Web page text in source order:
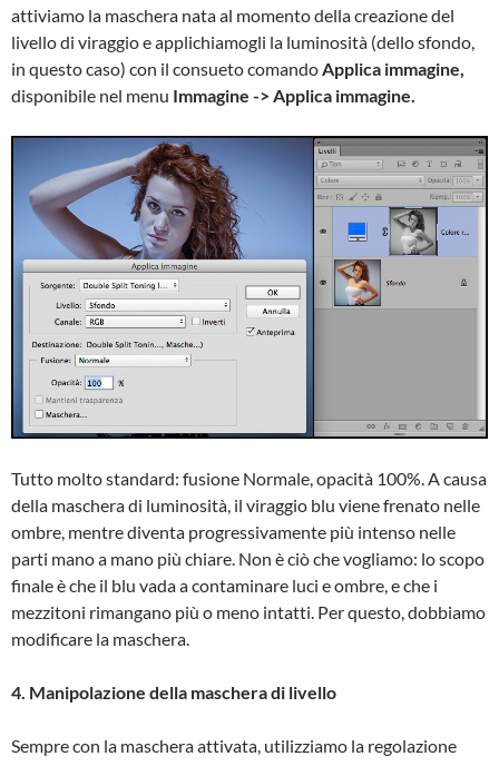
attiviamo la maschera nata al momento della creazione del
livello di viraggio e applichiamogli la luminosità (dello sfondo,
in questo caso) con il consueto comandoApplica immagine,
disponibile nel menu Immagine -> Applica immagine.
Tutto molto standard: fusione Normale, opacità 100%. A causa
della maschera di luminosità, il viraggio blu viene frenato nelle
ombre, mentre diventa progressivamente più intenso nelle
parti mano a mano più chiare. Non è ciò che vogliamo: lo scopo
finale è che il blu vada a contaminare luci e ombre, e che i
mezzitoni rimangano più o meno intatti. Per questo, dobbiamo
modificare la maschera.
4. Manipolazione della maschera di livello
Sempre con la maschera attivata, utilizziamo la regolazione